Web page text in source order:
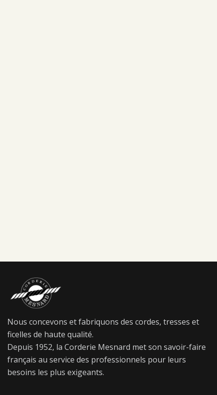
Nous concevons et fabriquons des cordes, tresses et
ficelles de haute qualité.
Depuis 1952, la Corderie Mesnard met son savoir-faire
français au service des professionnels pour leurs
besoins les plus exigeants.